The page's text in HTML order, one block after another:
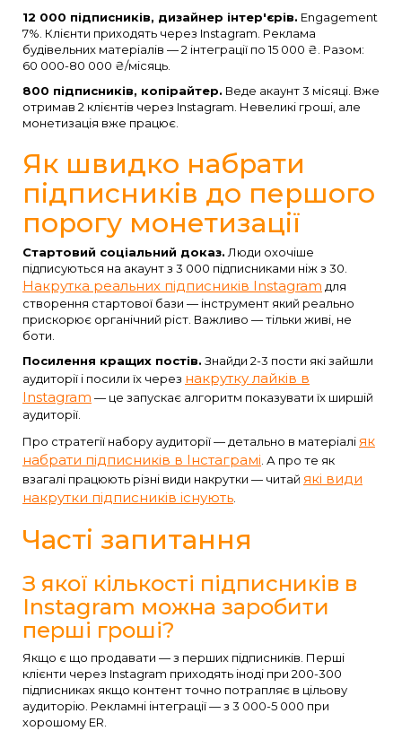
12 000 підписників, дизайнер інтер'єрів. Engagement
7%. Клієнти приходять через Instagram. Реклама
будівельних матеріалів — 2 інтеграції по 15 000 ₴. Разом:
60 000-80 000 ₴/місяць.
800 підписників, копірайтер. Веде акаунт 3 місяці. Вже
отримав 2 клієнтів через Instagram. Невеликі гроші, але
монетизація вже працює.
Як швидко набрати
підписників до першого
порогу монетизації
Стартовий соціальний доказ. Люди охочіше
підписуються на акаунт з 3 000 підписниками ніж з 30.
Накрутка реальних підписників Instagram для
створення стартової бази — інструмент який реально
прискорює органічний ріст. Важливо — тільки живі, не
боти.
Посилення кращих постів. Знайди 2-3 пости які зайшли
аудиторії і посили їх через накрутку лайків в
Instagram — це запускає алгоритм показувати їх ширшій
аудиторії.
Про стратегії набору аудиторії — детально в матеріалі як
набрати підписників в Інстаграмі . А про те як
взагалі працюють різні види накрутки — читай які види
накрутки підписників існують
Часті запитання
З якої кількості підписників в
Instagram можна заробити
перші гроші?
Якщо є що продавати — з перших підписників. Перші
клієнти через Instagram приходять іноді при 200-300
підписниках якщо контент точно потрапляє в цільову
аудиторію. Рекламні інтеграції — з 3 000-5 000 при
хорошому ER.